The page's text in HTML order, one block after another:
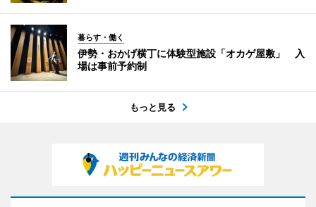
暮らす・働く
伊勢・おかげ横丁に体験型施設「オカゲ屋敷」 入
場は事前予約制
もっと見る